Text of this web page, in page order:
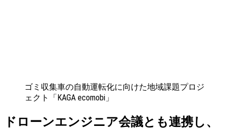
ゴミ収集車の自動運転化に向けた地域課題プロジ
ェクト「KAGA ecomobi」
ドローンエンジニア会議とも連携し、